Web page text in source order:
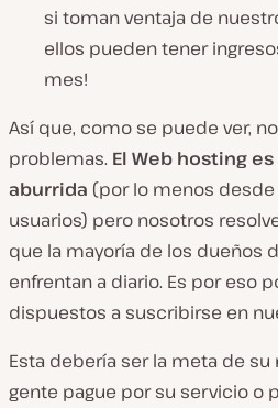
si toman ventaja de
ellos pueden tener
mes!
Así que, como se puede ver,
problemas. El Web hosting
aburrida (por lo menos
usuarios) pero nosotros
que la mayoría de los dueños
enfrentan a diario. Es por eso
dispuestos a suscribirse en
Esta debería ser la meta de su
gente pague por su servicio o